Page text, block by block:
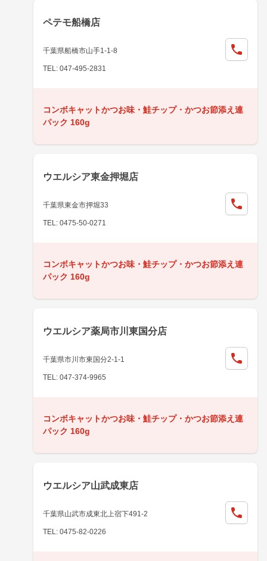
ペテモ船橋店
千葉県船橋市山手1-1-8
TEL: 047-495-2831
コンボキャットかつお味・鮭チップ・かつお節添え連
パック 160g
ウエルシア東金押堀店
千葉県東金市押堀33
TEL: 0475-50-0271
コンボキャットかつお味・鮭チップ・かつお節添え連
パック 160g
ウエルシア薬局市川東国分店
千葉県市川市東国分2-1-1
TEL: 047-374-9965
コンボキャットかつお味・鮭チップ・かつお節添え連
パック 160g
ウエルシア山武成東店
千葉県山武市成東北上宿下491-2
TEL: 0475-82-0226